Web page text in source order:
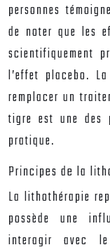
personnes
de noter que les
scientifiquement
l’effet placebo.
remplacer un
tigre est une des
pratique.
Principes de la
La lithothérapie
possède une
interagir avec le